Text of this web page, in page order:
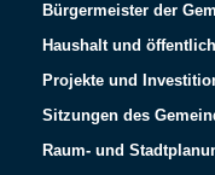
Bürgermeister der
Haushalt und
Projekte und
Sitzungen des
Raum- und